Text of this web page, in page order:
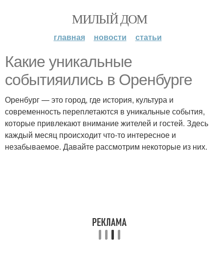
МИЛЫЙ ДОМ
главная новости статьи
Какие уникальные
событияились в Оренбурге
Оренбург — это город, где история, культура и
современность переплетаются в уникальные события,
которые привлекают внимание жителей и гостей. Здесь
каждый месяц происходит что-то интересное и
незабываемое. Давайте рассмотрим некоторые из них.